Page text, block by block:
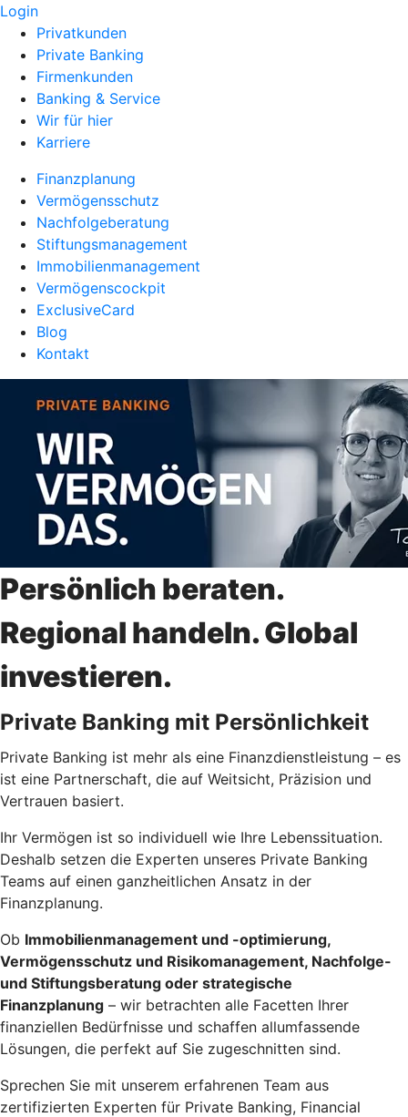
Login
Privatkunden
Private Banking
Firmenkunden
Banking & Service
Wir für hier
Karriere
Finanzplanung
Vermögensschutz
Nachfolgeberatung
Stiftungsmanagement
Immobilienmanagement
Vermögenscockpit
ExclusiveCard
Blog
Kontakt
Persönlich beraten.
Regional handeln. Global
investieren.
Private Banking mit Persönlichkeit
Private Banking ist mehr als eine Finanzdienstleistung – es
ist eine Partnerschaft, die auf Weitsicht, Präzision und
Vertrauen basiert.
Ihr Vermögen ist so individuell wie Ihre Lebenssituation.
Deshalb setzen die Experten unseres Private Banking
Teams auf einen ganzheitlichen Ansatz in der
Finanzplanung.
Ob Immobilienmanagement und -optimierung,
Vermögensschutz und Risikomanagement, Nachfolge-
und Stiftungsberatung oder strategische
Finanzplanung – wir betrachten alle Facetten Ihrer
finanziellen Bedürfnisse und schaffen allumfassende
Lösungen, die perfekt auf Sie zugeschnitten sind.
Sprechen Sie mit unserem erfahrenen Team aus
zertifizierten Experten für Private Banking, Financial